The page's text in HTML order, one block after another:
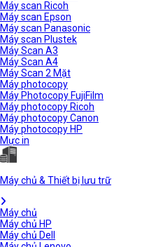
Máy scan Ricoh
Máy scan Epson
Máy scan Panasonic
Máy scan Plustek
Máy Scan A3
Máy Scan A4
Máy Scan 2 Mặt
Máy photocopy
Máy Photocopy FujiFilm
Máy photocopy Ricoh
Máy photocopy Canon
Máy photocopy HP
Mực in
Máy chủ & Thiết bị lưu trữ
Máy chủ
Máy chủ HP
Máy chủ Dell